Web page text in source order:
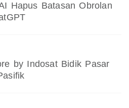
Hapus Batasan Obrolan
by Indosat Bidik Pasar